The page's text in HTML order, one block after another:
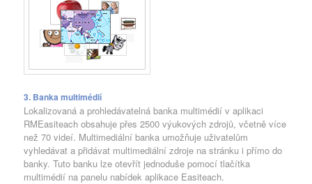
3. Banka multimédií
Lokalizovaná a prohledávatelná banka multimédií v aplikaci
RMEasiteach obsahuje přes 2500 výukových zdrojů, včetně více
než 70 videí. Multimediální banka umožňuje uživatelům
vyhledávat a přidávat multimediální zdroje na stránku i přímo do
banky. Tuto banku lze otevřít jednoduše pomocí tlačítka
multimédií na panelu nabídek aplikace Easiteach.